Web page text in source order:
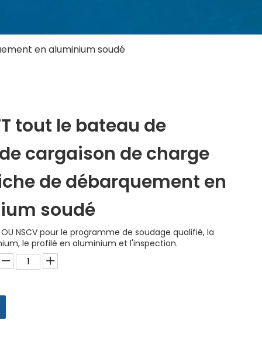
en aluminium soudé
tout le bateau de
cargaison de charge
de débarquement en
soudé
OU NSCV pour le programme de soudage qualifié, la
le profilé en aluminium et l'inspection.